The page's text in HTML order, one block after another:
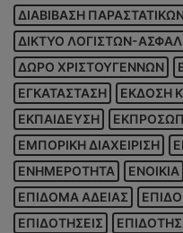
ΔΙΑΒΙΒΑΣΗ
ΔΙΚΤΥΟ ΛΟΓΙΣΤΩΝ-
ΔΩΡΟ ΧΡΙΣΤΟΥΓΕΝΝΩΝ
ΕΓΚΑΤΑΣΤΑΣΗ
ΕΚΔΟΣΗ
ΕΚΠΑΙΔΕΥΣΗ
ΕΜΠΟΡΙΚΗ ΔΙΑΧΕΙΡΙΣΗ
ΕΝΗΜΕΡΟΤΗΤΑ
ΕΝΟΙΚΙΑ
ΕΠΙΔΟΜΑ ΑΔΕΙΑΣ
ΕΠΙΔΟΤΗΣΕΙΣ